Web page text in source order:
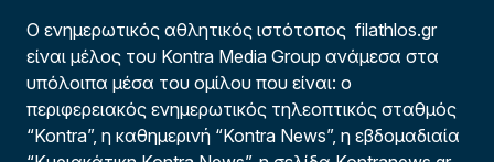
Ο ενημερωτικός αθλητικός ιστότοπος filathlos.gr
είναι μέλος του Kontra Media Group ανάμεσα στα
υπόλοιπα μέσα του ομίλου που είναι: ο
περιφερειακός ενημερωτικός τηλεοπτικός σταθμός
“Kontra”, η καθημερινή “Kontra News”, η εβδομαδιαία